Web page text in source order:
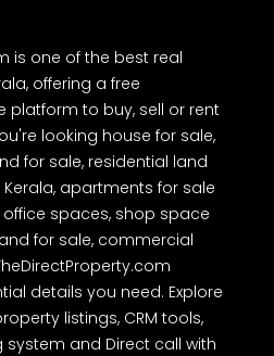
is one of the best real
offering a free
platform to buy, sell or rent
looking house for sale,
for sale, residential land
apartments for sale
office spaces, shop space
for sale, commercial
details you need. Explore
listings, CRM tools,
system and Direct call with